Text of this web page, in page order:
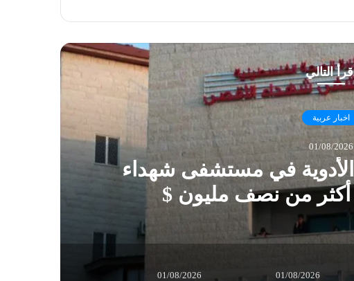
التالي
اخبار عربية
01/08/2026
في مستشفى شهداء
أكثر من نصف مليون $
01/08/2026
01/08/2026